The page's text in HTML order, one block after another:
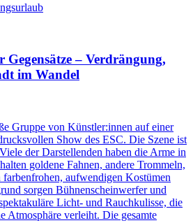
– Verdrängung,
im Wandel